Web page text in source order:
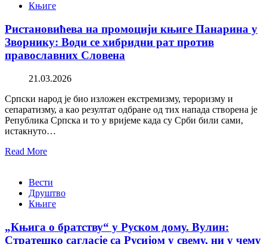
Књиге
Ристановићева на промоцији књиге Панарина у
Зворнику: Води се хибридни рат против
православних Словена
21.03.2026
Српски народ је био изложен екстремизму, тероризму и
сепаратизму, а као резултат одбране од тих напада створена је
Република Српска и то у вријеме када су Срби били сами,
истакнуто…
Read More
Вести
Друштво
Књиге
„Књига о братству“ у Руском дому. Вулин:
Стратешко сагласје са Русијом у свему, ни у чему